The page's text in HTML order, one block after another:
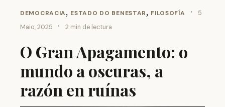
DEMOCRACIA, ESTADO DO BENESTAR, FILOSOFÍA ·
5
Maio, 2025
· 2 min de lectura
O Gran Apagamento: o
mundo a oscuras, a
razón en ruínas